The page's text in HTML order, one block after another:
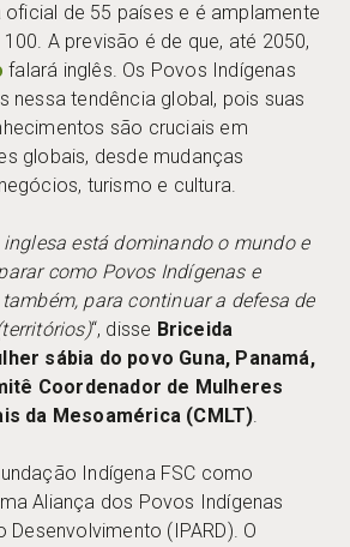
de 55 países e é amplamente
A previsão é de que, até 2050,
falará inglês. Os Povos Indígenas
nessa tendência global, pois suas
são cruciais em
globais, desde mudanças
turismo e cultura.
inglesa está dominando o mundo e
como Povos Indígenas e
para continuar a defesa de
“, disse Briceida
sábia do povo Guna, Panamá,
Coordenador de Mulheres
da Mesoamérica (CMLT).
Indígena FSC como
Aliança dos Povos Indígenas
Desenvolvimento (IPARD). O